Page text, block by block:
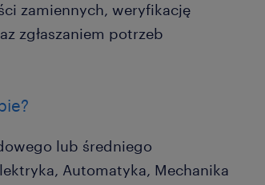
zamiennych, weryfikację
zgłaszaniem potrzeb
lub średniego
Automatyka, Mechanika